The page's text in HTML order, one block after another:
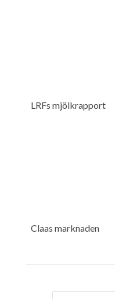
LRFs mjölkrapport
Claas marknaden